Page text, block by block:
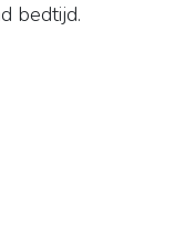
bedtijd.